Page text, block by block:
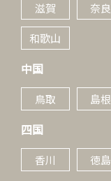
滋賀 奈良
和歌山
中国
鳥取 島根
四国
香川 徳島